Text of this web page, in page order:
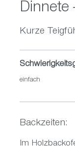
Dinnete
Kurze
einfach
Backzeiten:
Im